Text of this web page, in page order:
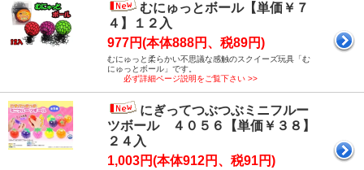
むにゅっとボール【単価￥７
４】１２入
977円(本体888円、税89円)
むにゅっと柔らかい不思議な感触のスクイーズ玩具「む
にゅっとボール」です。
必ず詳細ページ説明をご覧下さい >>
にぎってつぶつぶミニフルー
ツボール ４０５６【単価￥３８】
２４入
1,003円(本体912円、税91円)